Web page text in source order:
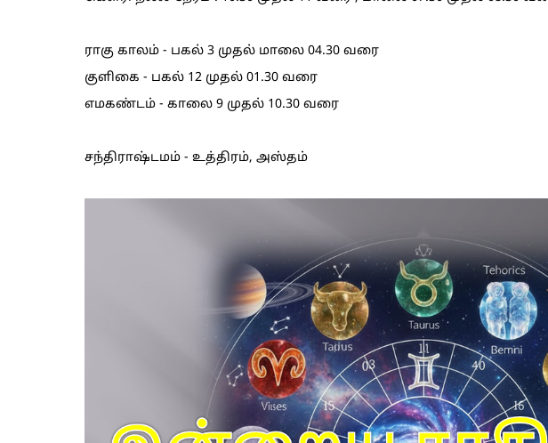
ராகு காலம் - பகல் 3 முதல் மாலை 04.30 வரை
குளிகை - பகல் 12 முதல் 01.30 வரை
எமகண்டம் - காலை 9 முதல் 10.30 வரை
சந்திராஷ்டமம் - உத்திரம், அஸ்தம்